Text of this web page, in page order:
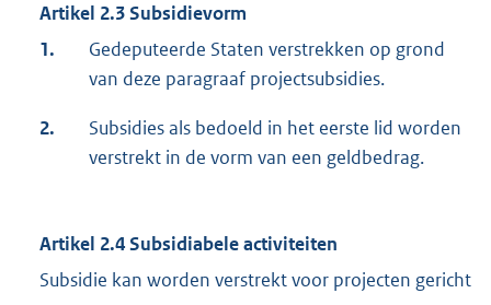
Artikel 2.3Subsidievorm
1.
Gedeputeerde Staten verstrekken op grond
van deze paragraaf projectsubsidies.
2.
Subsidies als bedoeld in het eerste lid worden
verstrekt in de vorm van een geldbedrag.
Artikel 2.4Subsidiabele activiteiten
Subsidie kan worden verstrekt voor projecten gericht